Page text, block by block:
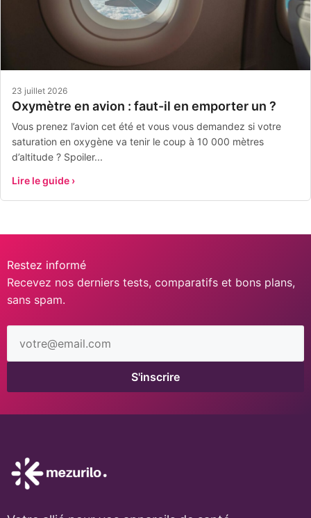
23 juillet 2026
Oxymètre en avion : faut-il en emporter un ?
Vous prenez l’avion cet été et vous vous demandez si votre
saturation en oxygène va tenir le coup à 10 000 mètres
d’altitude ? Spoiler...
Lire le guide ›
Restez informé
Recevez nos derniers tests, comparatifs et bons plans,
sans spam.
email
S'inscrire